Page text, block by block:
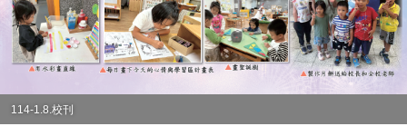
114-1.8.校刊